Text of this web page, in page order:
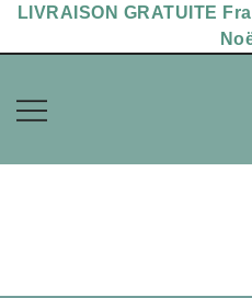
LIVRAISON GRATUITE